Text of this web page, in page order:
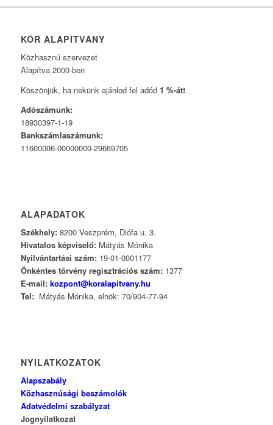
KÖR ALAPÍTVÁNY
Közhasznú szervezet
Alapítva 2000-ben
Köszönjük, ha nekünk ajánlod fel adód 1 %-át!
Adószámunk:
18930397-1-19
Bankszámlaszámunk:
11600006-00000000-29669705
ALAPADATOK
Székhely:8200 Veszprém, Diófa u. 3.
Hivatalos képviselő:Mátyás Mónika
Nyilvántartási szám:19-01-0001177
Önkéntes törvény regisztrációs szám:1377
E-mail: kozpont@koralapitvany.hu
Tel:Mátyás Mónika, elnök: 70/904-77-94
NYILATKOZATOK
Alapszabály
Közhasznúsági beszámolók
Adatvédelmi szabályzat
Jognyilatkozat